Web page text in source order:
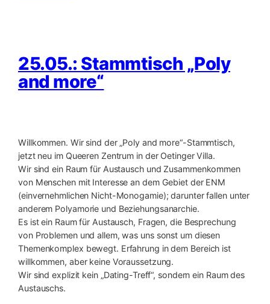
25.05.: Stammtisch „Poly
and more“
Willkommen. Wir sind der „Poly and more“-Stammtisch,
jetzt neu im Queeren Zentrum in der Oetinger Villa.
Wir sind ein Raum für Austausch und Zusammenkommen
von Menschen mit Interesse an dem Gebiet der ENM
(einvernehmlichen Nicht-Monogamie); darunter fallen unter
anderem Polyamorie und Beziehungsanarchie.
Es ist ein Raum für Austausch, Fragen, die Besprechung
von Problemen und allem, was uns sonst um diesen
Themenkomplex bewegt. Erfahrung in dem Bereich ist
willkommen, aber keine Voraussetzung.
Wir sind explizit kein „Dating-Treff“, sondern ein Raum des
Austauschs.